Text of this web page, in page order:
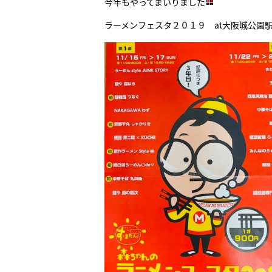
ラーメンフェスタ２０１９ at大阪城公園